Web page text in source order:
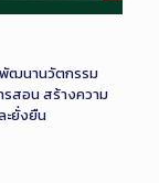
พัฒนานวัตกรรม
รสอน สร้างความ
ะยั่งยืน